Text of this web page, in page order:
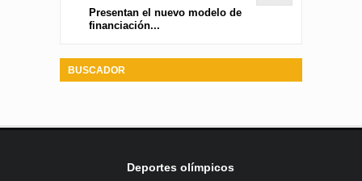
Presentan el nuevo modelo de
financiación...
BUSCADOR
Deportes olímpicos